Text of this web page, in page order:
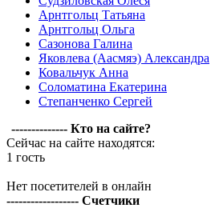
Арнтгольц Татьяна
Арнтгольц Ольга
Сазонова Галина
Яковлева (Аасмяэ) Александра
Ковальчук Анна
Соломатина Екатерина
Степанченко Сергей
-------------- Кто на сайте?
Сейчас на сайте находятся:
1 гость
Нет посетителей в онлайн
------------------ Счетчики